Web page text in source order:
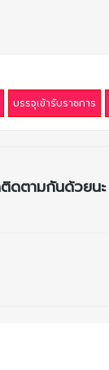
บรรจุเข้ารับราชการ
ดตามกันด้วยนะ